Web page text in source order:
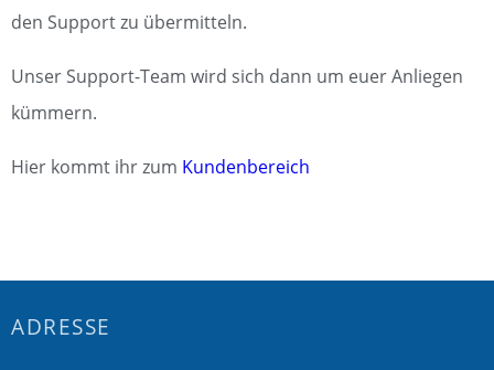
den Support zu übermitteln.
Unser Support-Team wird sich dann um euer Anliegen
kümmern.
Hier kommt ihr zum Kundenbereich
ADRESSE